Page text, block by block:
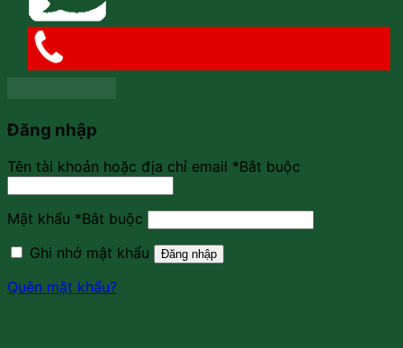
Đăng nhập
Tên tài khoản hoặc địa chỉ email *Bắt buộc
Mật khẩu *Bắt buộc
Ghi nhớ mật khẩu
Đăng nhập
Quên mật khẩu?